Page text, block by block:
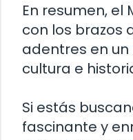
En resumen, el
con los brazos
adentres en
cultura e
Si estás
fascinante y